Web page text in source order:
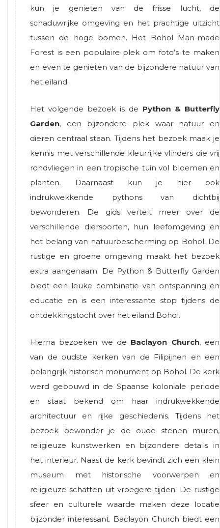
kun je genieten van de frisse lucht, de
schaduwrijke omgeving en het prachtige uitzicht
tussen de hoge bomen. Het Bohol Man-made
Forest is een populaire plek om foto’s te maken
en even te genieten van de bijzondere natuur van
het eiland.
Het volgende bezoek is de Python & Butterfly
Garden, een bijzondere plek waar natuur en
dieren centraal staan. Tijdens het bezoek maak je
kennis met verschillende kleurrijke vlinders die vrij
rondvliegen in een tropische tuin vol bloemen en
planten. Daarnaast kun je hier ook
indrukwekkende pythons van dichtbij
bewonderen. De gids vertelt meer over de
verschillende diersoorten, hun leefomgeving en
het belang van natuurbescherming op Bohol. De
rustige en groene omgeving maakt het bezoek
extra aangenaam. De Python & Butterfly Garden
biedt een leuke combinatie van ontspanning en
educatie en is een interessante stop tijdens de
ontdekkingstocht over het eiland Bohol.
Hierna bezoeken we de Baclayon Church, een
van de oudste kerken van de Filipijnen en een
belangrijk historisch monument op Bohol. De kerk
werd gebouwd in de Spaanse koloniale periode
en staat bekend om haar indrukwekkende
architectuur en rijke geschiedenis. Tijdens het
bezoek bewonder je de oude stenen muren,
religieuze kunstwerken en bijzondere details in
het interieur. Naast de kerk bevindt zich een klein
museum met historische voorwerpen en
religieuze schatten uit vroegere tijden. De rustige
sfeer en culturele waarde maken deze locatie
bijzonder interessant. Baclayon Church biedt een